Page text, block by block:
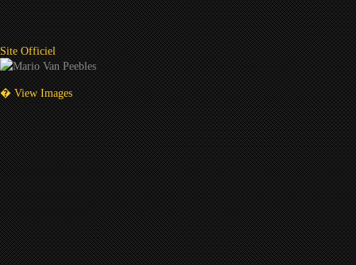
Site Officiel
� View Images